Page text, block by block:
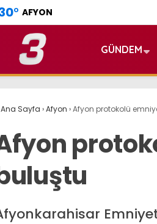
° AFYON
GÜNDEM
Ana Sayfa ›Afyon ›Afyon protokolü